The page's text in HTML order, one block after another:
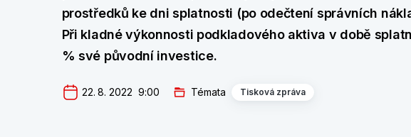
prostředků ke dni splatnosti (po odečtení správních
Při kladné výkonnosti podkladového aktiva v době
% své původní investice.
22. 8. 2022  9:00 Témata Tisková zpráva